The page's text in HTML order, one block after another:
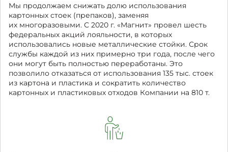
Мы продолжаем снижать долю использования
картонных стоек (препаков), заменяя
их многоразовыми. С 2020 г. «Магнит» провел шесть
федеральных акций лояльности, в которых
использовались новые металлические стойки. Срок
службы каждой из них примерно три года, после чего
они могут быть полностью переработаны. Это
позволило отказаться от использования 135 тыс. стоек
из картона и пластика и сократить количество
картонных и пластиковых отходов Компании на 810 т.